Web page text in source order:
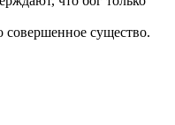
существо.